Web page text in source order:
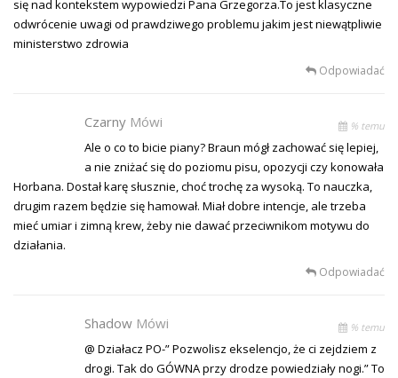
się nad kontekstem wypowiedzi Pana Grzegorza.To jest klasyczne
odwrócenie uwagi od prawdziwego problemu jakim jest niewątpliwie
ministerstwo zdrowia
Odpowiadać
Czarny Mówi % temu
Ale o co to bicie piany? Braun mógł zachować się lepiej,
a nie zniżać się do poziomu pisu, opozycji czy konowała
Horbana. Dostał karę słusznie, choć trochę za wysoką. To nauczka,
drugim razem będzie się hamował. Miał dobre intencje, ale trzeba
mieć umiar i zimną krew, żeby nie dawać przeciwnikom motywu do
działania.
Odpowiadać
Shadow Mówi % temu
@ Działacz PO-” Pozwolisz ekselencjo, że ci zejdziem z
drogi. Tak do GÓWNA przy drodze powiedziały nogi.” To